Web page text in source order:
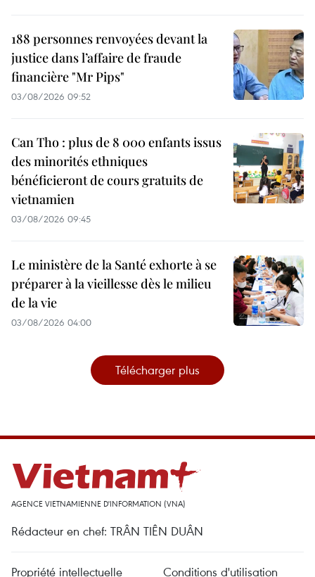
188 personnes renvoyées devant la
justice dans l’affaire de fraude
financière "Mr Pips"
03/08/2026 09:52
Can Tho : plus de 8 000 enfants issus
des minorités ethniques
bénéficieront de cours gratuits de
vietnamien
03/08/2026 09:45
Le ministère de la Santé exhorte à se
préparer à la vieillesse dès le milieu
de la vie
03/08/2026 04:00
Télécharger plus
AGENCE VIETNAMIENNE D'INFORMATION (VNA)
Rédacteur en chef: TRÂN TIÊN DUÂN
Propriété intellectuelle Conditions d'utilisation